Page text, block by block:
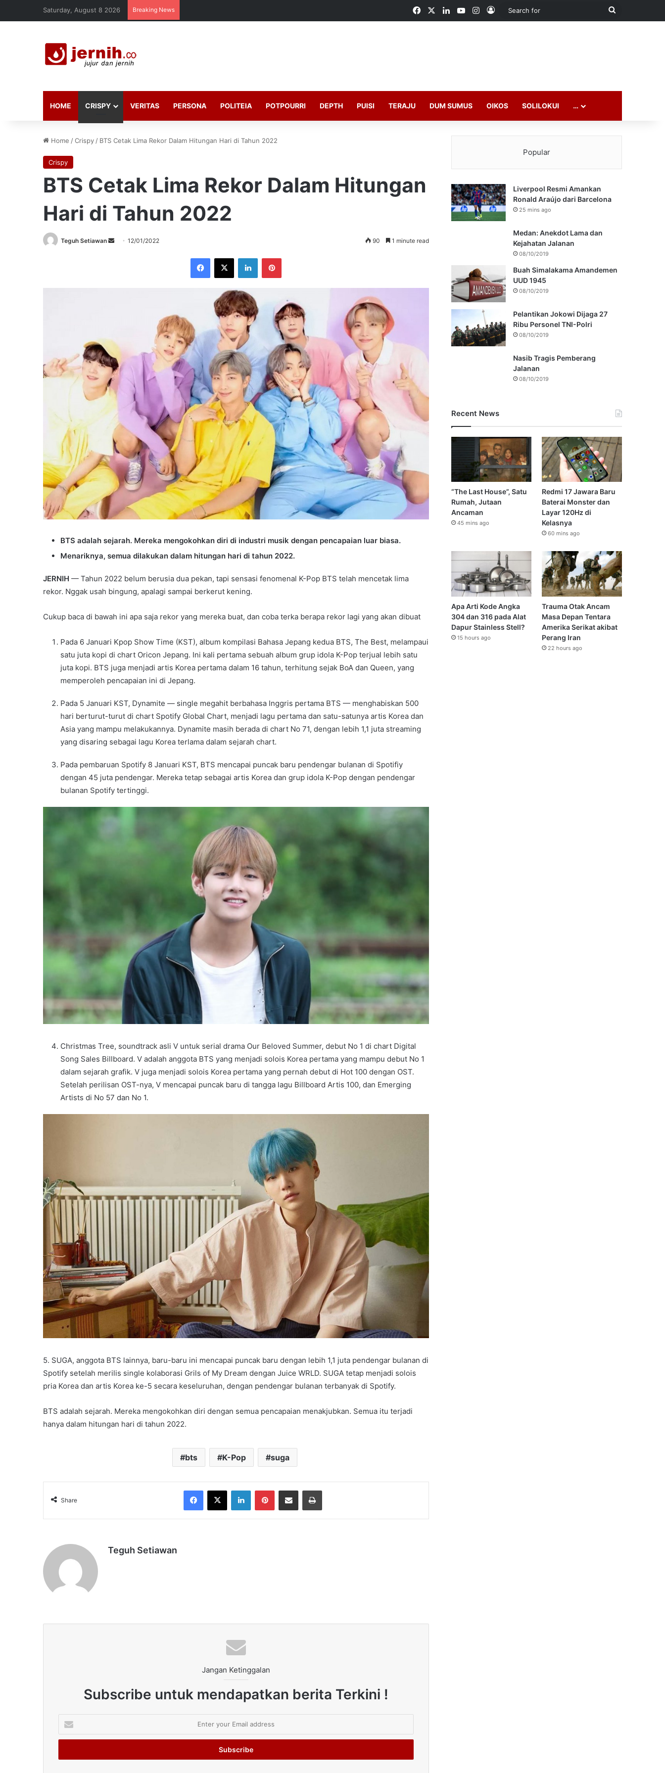
Saturday, August 8 2026 Breaking News FacebookLinkedInYouTubeInstagram
Log In
Search
HOME CRISPY VERITAS PERSONA POLITEIA POTPOURRI DEPTH PUISI TERAJU DUM SUMUS OIKOS SOLILOKUI …
Home /Crispy / BTS Cetak Lima Rekor Dalam Hitungan Hari di Tahun 2022
Crispy
BTS Cetak Lima Rekor Dalam Hitungan
Hari di Tahun 2022
Teguh Setiawan
Send12/01/2022 90 1 minute read
Facebook
X LinkedInPinterest
BTS adalah sejarah. Mereka mengokohkan diri di industri musik dengan pencapaian luar biasa.
Menariknya, semua dilakukan dalam hitungan hari di tahun 2022.
JERNIH — Tahun 2022 belum berusia dua pekan, tapi sensasi fenomenal K-Pop BTS telah mencetak lima
rekor. Nggak usah bingung, apalagi sampai berkerut kening.
Cukup baca di bawah ini apa saja rekor yang mereka buat, dan coba terka berapa rekor lagi yang akan dibuat
Pada 6 Januari Kpop Show Time (KST), album kompilasi Bahasa Jepang kedua BTS, The Best, melampaui
satu juta kopi di chart Oricon Jepang. Ini kali pertama sebuah album grup idola K-Pop terjual lebih satu
juta kopi. BTS juga menjadi artis Korea pertama dalam 16 tahun, terhitung sejak BoA dan Queen, yang
memperoleh pencapaian ini di Jepang.
Pada 5 Januari KST, Dynamite — single megahit berbahasa Inggris pertama BTS — menghabiskan 500
hari berturut-turut di chart Spotify Global Chart, menjadi lagu pertama dan satu-satunya artis Korea dan
Asia yang mampu melakukannya. Dynamite masih berada di chart No 71, dengan lebih 1,1 juta streaming
yang disaring sebagai lagu Korea terlama dalam sejarah chart.
Pada pembaruan Spotify 8 Januari KST, BTS mencapai puncak baru pendengar bulanan di Spotifiy
dengan 45 juta pendengar. Mereka tetap sebagai artis Korea dan grup idola K-Pop dengan pendengar
bulanan Spotify tertinggi.
Christmas Tree, soundtrack asli V untuk serial drama Our Beloved Summer, debut No 1 di chart Digital
Song Sales Billboard. V adalah anggota BTS yang menjadi solois Korea pertama yang mampu debut No 1
dalam sejarah grafik. V juga menjadi solois Korea pertama yang pernah debut di Hot 100 dengan OST.
Setelah perilisan OST-nya, V mencapai puncak baru di tangga lagu Billboard Artis 100, dan Emerging
Artists di No 57 dan No 1.
5. SUGA, anggota BTS lainnya, baru-baru ini mencapai puncak baru dengan lebih 1,1 juta pendengar bulanan di
Spotify setelah merilis single kolaborasi Grils of My Dream dengan Juice WRLD. SUGA tetap menjadi solois
pria Korea dan artis Korea ke-5 secara keseluruhan, dengan pendengar bulanan terbanyak di Spotify.
BTS adalah sejarah. Mereka mengokohkan diri dengan semua pencapaian menakjubkan. Semua itu terjadi
hanya dalam hitungan hari di tahun 2022.
bts K-Pop suga
Share
Facebook
X LinkedInPinterestShare via Email Print
Teguh Setiawan
Jangan Ketinggalan
Subscribe untuk mendapatkan berita Terkini !
your
Email
Popular
Liverpool Resmi Amankan
Ronald Araújo dari Barcelona
25 mins ago
Medan: Anekdot Lama dan
Kejahatan Jalanan
08/10/2019
Buah Simalakama Amandemen
UUD 1945
08/10/2019
Pelantikan Jokowi Dijaga 27
Ribu Personel TNI-Polri
08/10/2019
Nasib Tragis Pemberang
Jalanan
08/10/2019
Recent News
“The Last House”, Satu
Rumah, Jutaan
Ancaman
45 mins ago
Redmi 17 Jawara Baru
Baterai Monster dan
Layar 120Hz di
Kelasnya
60 mins ago
Apa Arti Kode Angka
304 dan 316 pada Alat
Dapur Stainless Stell?
15 hours ago
Trauma Otak Ancam
Masa Depan Tentara
Amerika Serikat akibat
Perang Iran
22 hours ago